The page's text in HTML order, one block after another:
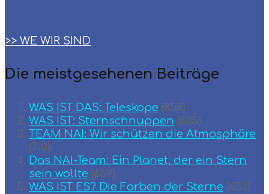
>> WE WIR SIND
Die meistgesehenen Beiträge
WAS IST DAS: Teleskope (856)
WAS IST: Sternschnuppen (835)
TEAM ΝΑΙ: Wir schützen die Atmosphäre
(710)
Das NAI-Team: Ein Planet, der ein Stern
sein wollte (659)
WAS IST ES? Die Farben der Sterne (652)